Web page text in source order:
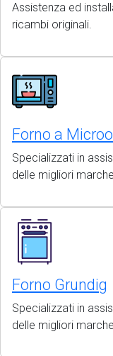
Assistenza ed
ricambi originali.
Forno a
Specializzati in
delle migliori
Forno Grundig
Specializzati in
delle migliori